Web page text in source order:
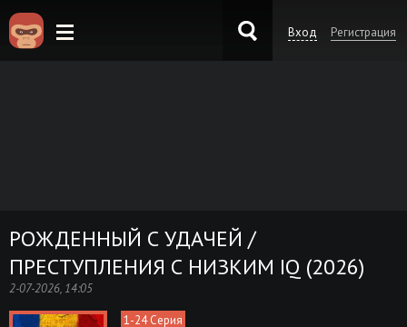
Вход Регистрация
РОЖДЕННЫЙ С УДАЧЕЙ /
ПРЕСТУПЛЕНИЯ С НИЗКИМ IQ (2026)
2-07-2026, 14:05
1-24 Серия